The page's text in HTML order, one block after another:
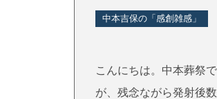
中本吉保の「感創雑感」
こんにちは。中本葬祭
が、残念ながら発射後